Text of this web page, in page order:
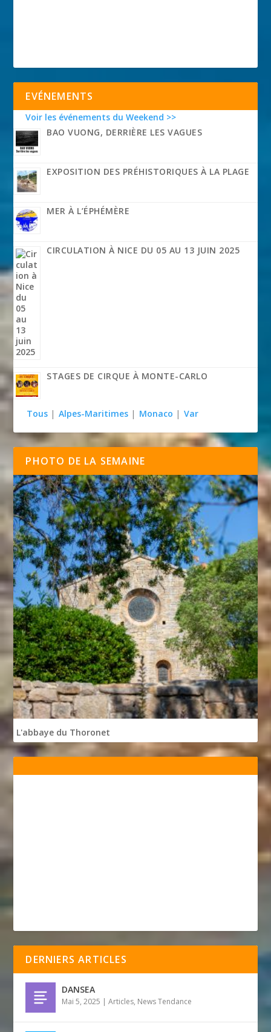
EVÉNEMENTS
Voir les événements du Weekend >>
BAO VUONG, DERRIÈRE LES VAGUES
EXPOSITION DES PRÉHISTORIQUES À LA PLAGE
MER À L’ÉPHÉMÈRE
CIRCULATION À NICE DU 05 AU 13 JUIN 2025
STAGES DE CIRQUE À MONTE-CARLO
Tous | Alpes-Maritimes | Monaco | Var
PHOTO DE LA SEMAINE
L'abbaye du Thoronet
DERNIERS ARTICLES
DANSEA
Mai 5, 2025 |Articles, News Tendance